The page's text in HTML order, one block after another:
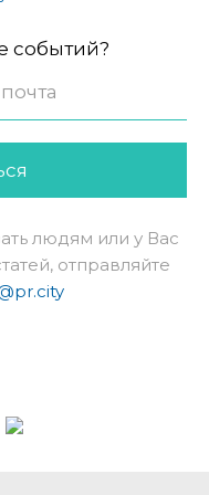
событий?
людям или у Вас
отправляйте